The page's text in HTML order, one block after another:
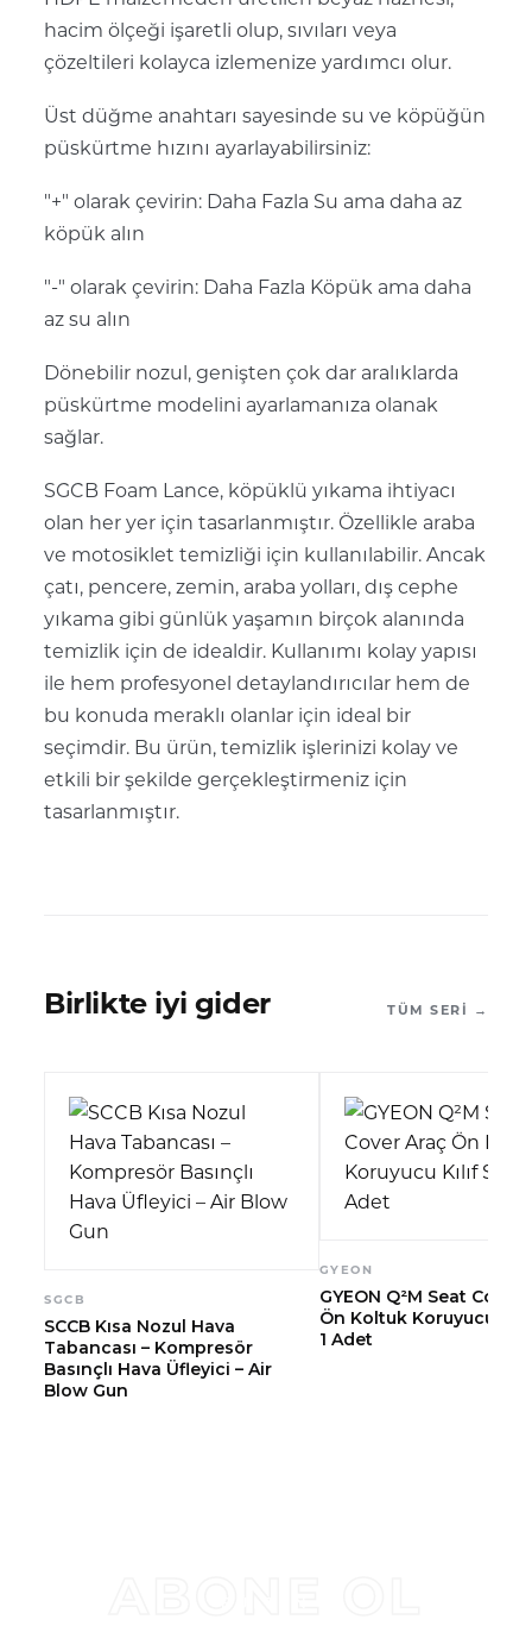
hacim ölçeği işaretli olup, sıvıları veya
çözeltileri kolayca izlemenize yardımcı olur.
Üst düğme anahtarı sayesinde su ve köpüğün
püskürtme hızını ayarlayabilirsiniz:
"+" olarak çevirin: Daha Fazla Su ama daha az
köpük alın
"-" olarak çevirin: Daha Fazla Köpük ama daha
az su alın
Dönebilir nozul, genişten çok dar aralıklarda
püskürtme modelini ayarlamanıza olanak
sağlar.
SGCB Foam Lance, köpüklü yıkama ihtiyacı
olan her yer için tasarlanmıştır. Özellikle araba
ve motosiklet temizliği için kullanılabilir. Ancak
çatı, pencere, zemin, araba yolları, dış cephe
yıkama gibi günlük yaşamın birçok alanında
temizlik için de idealdir. Kullanımı kolay yapısı
ile hem profesyonel detaylandırıcılar hem de
bu konuda meraklı olanlar için ideal bir
seçimdir. Bu ürün, temizlik işlerinizi kolay ve
etkili bir şekilde gerçekleştirmeniz için
tasarlanmıştır.
Birlikte iyi gider TÜM SERI →
SGCB
SCCB Kısa Nozul Hava
Tabancası – Kompresör
Basınçlı Hava Üfleyici – Air
Blow Gun
GYEON
GYEON Q²M Seat Cover
Ön Koltuk Koruyucu
1 Adet